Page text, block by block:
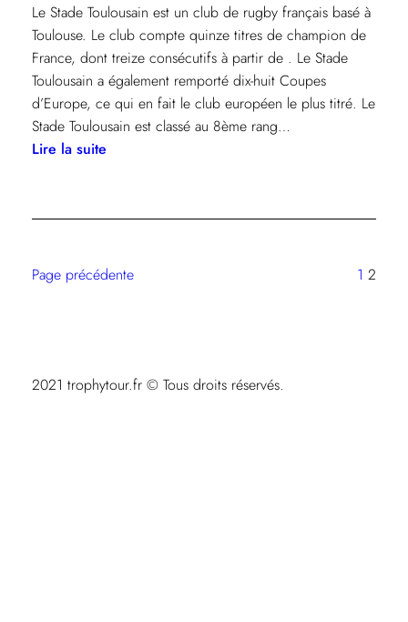
Le Stade Toulousain est un club de rugby français basé à
Toulouse. Le club compte quinze titres de champion de
France, dont treize consécutifs à partir de . Le Stade
Toulousain a également remporté dix-huit Coupes
d’Europe, ce qui en fait le club européen le plus titré. Le
Stade Toulousain est classé au 8ème rang…
Lire la suite:
du
et
Page précédente 1 2
2021 trophytour.fr © Tous droits réservés.